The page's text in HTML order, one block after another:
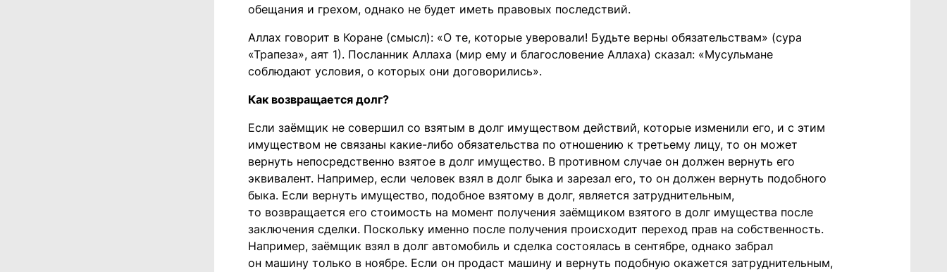
обещания и грехом, однако не будет иметь правовых последствий.
Аллах говорит в Коране (смысл): «О те, которые уверовали! Будьте верны обязательствам» (сура
«Трапеза», аят 1). Посланник Аллаха (мир ему и благословение Аллаха) сказал: «Мусульмане
соблюдают условия, о которых они договорились».
Как возвращается долг?
Если заёмщик не совершил со взятым в долг имуществом действий, которые изменили его, и с этим
имуществом не связаны какие-либо обязательства по отношению к третьему лицу, то он может
вернуть непосредственно взятое в долг имущество. В противном случае он должен вернуть его
эквивалент. Например, если человек взял в долг быка и зарезал его, то он должен вернуть подобного
быка. Если вернуть имущество, подобное взятому в долг, является затруднительным,
то возвращается его стоимость на момент получения заёмщиком взятого в долг имущества после
заключения сделки. Поскольку именно после получения происходит переход прав на собственность.
Например, заёмщик взял в долг автомобиль и сделка состоялась в сентябре, однако забрал
он машину только в ноябре. Если он продаст машину и вернуть подобную окажется затруднительным,